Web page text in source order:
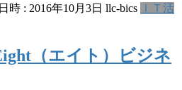
時 : 2016年10月3日 llc-bics
ＩＴ活
（エイト）ビジネ